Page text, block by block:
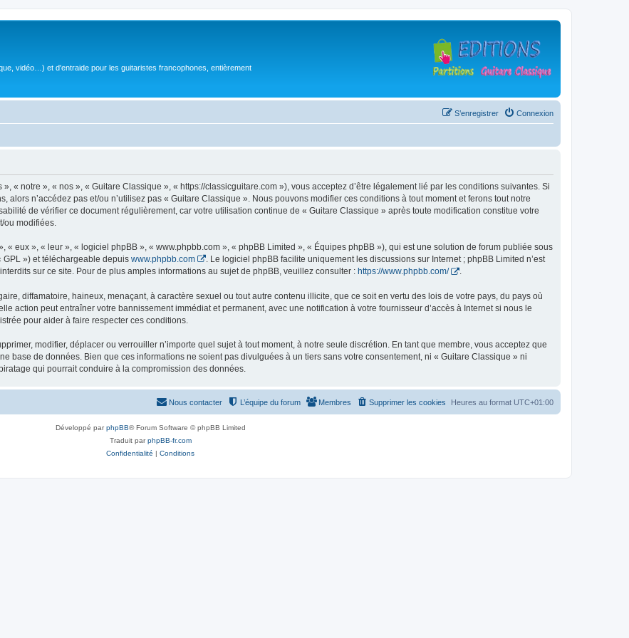
vidéo…) et d'entraide pour les guitaristes francophones, entièrement
Connexion
S’enregistrer
« notre », « nos », « Guitare Classique », « https://classicguitare.com »), vous acceptez d’être légalement lié par les conditions suivantes. Si
alors n’accédez pas et/ou n’utilisez pas « Guitare Classique ». Nous pouvons modifier ces conditions à tout moment et ferons tout notre
de vérifier ce document régulièrement, car votre utilisation continue de « Guitare Classique » après toute modification constitue votre
ou modifiées.
« eux », « leur », « logiciel phpBB », « www.phpbb.com », « phpBB Limited », « Équipes phpBB »), qui est une solution de forum publiée sous
») et téléchargeable depuis www.phpbb.com
. Le logiciel phpBB facilite uniquement les discussions sur Internet ; phpBB Limited n’est
sur ce site. Pour de plus amples informations au sujet de phpBB, veuillez consulter : https://www.phpbb.com/ .
diffamatoire, haineux, menaçant, à caractère sexuel ou tout autre contenu illicite, que ce soit en vertu des lois de votre pays, du pays où
action peut entraîner votre bannissement immédiat et permanent, avec une notification à votre fournisseur d’accès à Internet si nous le
pour aider à faire respecter ces conditions.
modifier, déplacer ou verrouiller n’importe quel sujet à tout moment, à notre seule discrétion. En tant que membre, vous acceptez que
base de données. Bien que ces informations ne soient pas divulguées à un tiers sans votre consentement, ni « Guitare Classique » ni
qui pourrait conduire à la compromission des données.
Heures au format UTC+01:00
Supprimer les cookies
Membres
L’équipe du forum
Nous contacter
Développé parphpBB® Forum Software © phpBB Limited
Traduit parphpBB-fr.com
Confidentialité | Conditions